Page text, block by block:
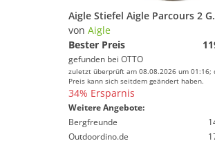
Aigle
von Aigle
Bester Preis
gefunden bei OTTO
zuletzt überprüft am 08.08.2026 um 01:16;
Preis kann sich seitdem geändert haben.
34% Ersparnis
Weitere Angebote:
Bergfreunde
Outdoordino.de